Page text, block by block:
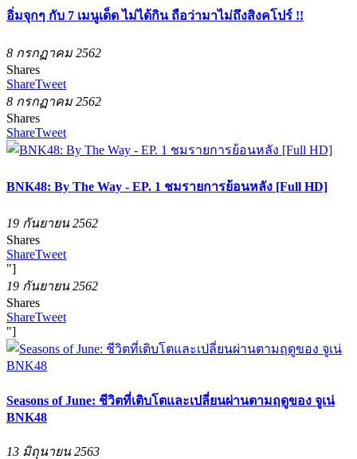
อิ่มจุกๆ กับ 7 เมนูเด็ด ไม่ได้กิน ถือว่ามาไม่ถึงสิงคโปร์ !!
8 กรกฏาคม 2562
Shares
ShareTweet
8 กรกฏาคม 2562
Shares
ShareTweet
BNK48: By The Way - EP. 1 ชมรายการย้อนหลัง [Full HD]
19 กันยายน 2562
Shares
ShareTweet
"]
19 กันยายน 2562
Shares
ShareTweet
"]
Seasons of June: ชีวิตที่เติบโตและเปลี่ยนผ่านตามฤดูของ จูเน่
BNK48
13 มิถุนายน 2563